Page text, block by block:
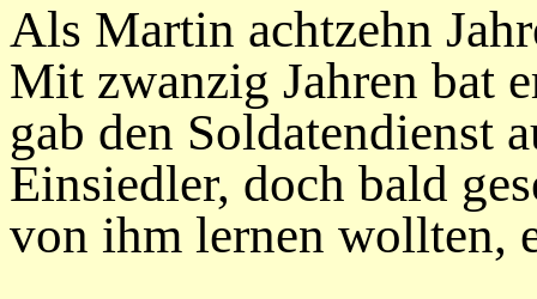
Als Martin achtzehn
Mit zwanzig Jahren bat
gab den Soldatendienst
Einsiedler, doch bald
von ihm lernen wollten,